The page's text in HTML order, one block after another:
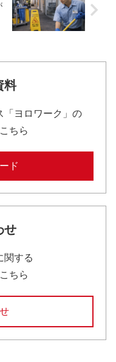
料
「ヨロワーク」の
ちら
ド
せ
関する
ちら